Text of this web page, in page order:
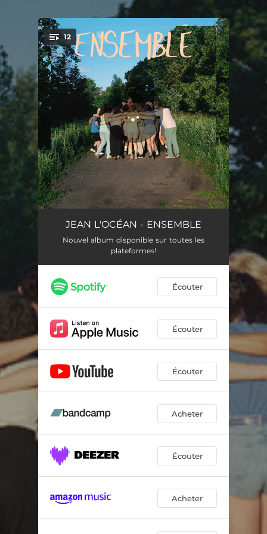
You're all set!
12
J'ENTENDS 02:18
MÊMES MOTS 02:54
LOST 03:16
HEY 02:47
DANS MA VILLE 01:44
OAST 03:10
ENSEMBLE 02:47
MÉLANCOLIE 01:40
TRAUMA 03:50
JEAN L'OCÉAN - ENSEMBLE
Nouvel album disponible sur toutes les
plateformes!
Écouter
Écouter
Écouter
Acheter
Écouter
Acheter